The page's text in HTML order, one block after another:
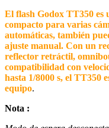
El flash Godox TT350 es
compacto para varias
automáticas, también
ajuste manual. Con un
reflector retráctil,
compatibilidad con
hasta 1/8000 s, el TT350
equipo.
Nota :